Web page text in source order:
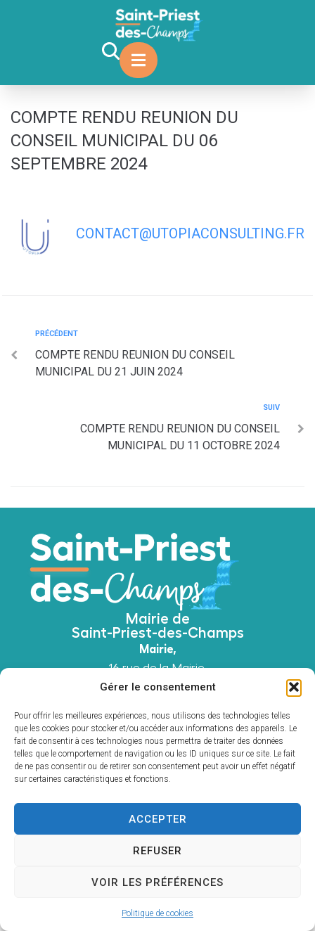
Gérer le consentement
Pour offrir les meilleures expériences, nous utilisons des technologies telles
que les cookies pour stocker et/ou accéder aux informations des appareils. Le
fait de consentir à ces technologies nous permettra de traiter des données
telles que le comportement de navigation ou les ID uniques sur ce site. Le fait
de ne pas consentir ou de retirer son consentement peut avoir un effet négatif
sur certaines caractéristiques et fonctions.
ACCEPTER
REFUSER
VOIR LES PRÉFÉRENCES
Politique de cookies
COMPTE RENDU REUNION DU
CONSEIL MUNICIPAL DU 06
SEPTEMBRE 2024
CONTACT@UTOPIACONSULTING.FR
PRÉCÉDENT
COMPTE RENDU REUNION DU CONSEIL
MUNICIPAL DU 21 JUIN 2024
SUIV
COMPTE RENDU REUNION DU CONSEIL
MUNICIPAL DU 11 OCTOBRE 2024
Mairie de
Saint-Priest-des-Champs
Mairie,
16 rue de la Mairie,
63640 Saint-Priest-des-Champs
Contacter la mairie
Horaires d'ouverture Mairie
Du lundi au vendredi : 8h30 à 12h00 et 13h00 à
17h30 et lesamedi: 9h00 à 12h00
lundi au vendredi: 8h30 à 12h00 et 13h00 à
16h00 et lesamedi: 9h00 à 11h00
AccessibilitéMentions légalesPlan du site
© 2026 - Site internet Utopia, agence web